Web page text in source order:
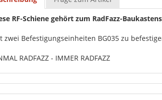
RF-Schiene gehört zum RadFazz-
zwei Befestigungseinheiten BG035 zu
RADFAZZ - IMMER RADFAZZ